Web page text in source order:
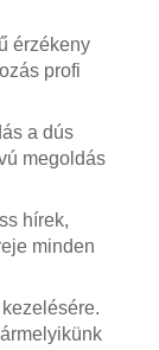
érzékeny
profi
a dús
megoldás
hírek,
minden